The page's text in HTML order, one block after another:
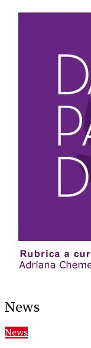
News
News